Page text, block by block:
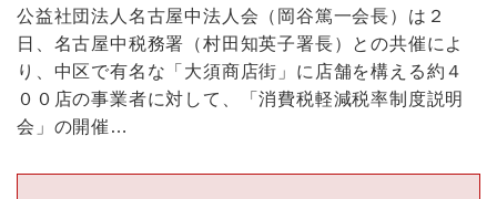
公益社団法人名古屋中法人会（岡谷篤一会長）は２
日、名古屋中税務署（村田知英子署長）との共催によ
り、中区で有名な「大須商店街」に店舗を構える約４
００店の事業者に対して、「消費税軽減税率制度説明
会」の開催…